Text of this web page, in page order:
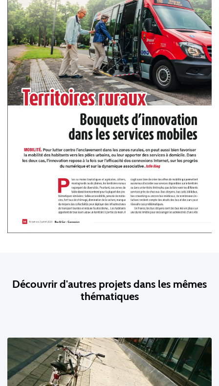
Découvrir d'autres projets dans les mêmes
thématiques